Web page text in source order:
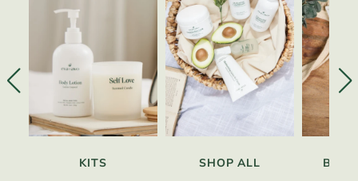
KITS SHOP ALL BEST